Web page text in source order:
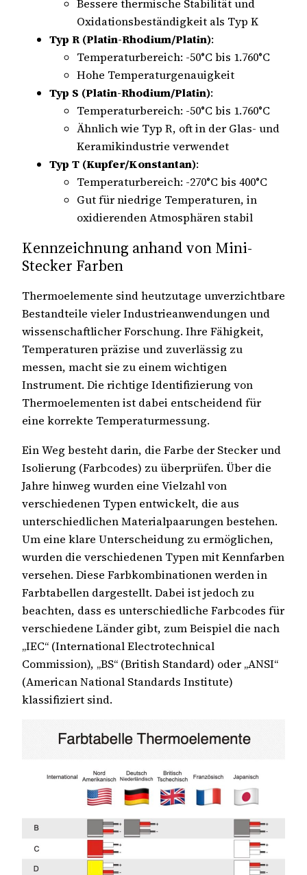
Bessere thermische Stabilität und
Oxidationsbeständigkeit als Typ K
Typ R (Platin-Rhodium/Platin):
Temperaturbereich: -50°C bis 1.760°C
Hohe Temperaturgenauigkeit
Typ S (Platin-Rhodium/Platin):
Temperaturbereich: -50°C bis 1.760°C
Ähnlich wie Typ R, oft in der Glas- und
Keramikindustrie verwendet
Typ T (Kupfer/Konstantan):
Temperaturbereich: -270°C bis 400°C
Gut für niedrige Temperaturen, in
oxidierenden Atmosphären stabil
Kennzeichnung anhand von Mini-
Stecker Farben
Thermoelemente sind heutzutage unverzichtbare
Bestandteile vieler Industrieanwendungen und
wissenschaftlicher Forschung. Ihre Fähigkeit,
Temperaturen präzise und zuverlässig zu
messen, macht sie zu einem wichtigen
Instrument. Die richtige Identifizierung von
Thermoelementen ist dabei entscheidend für
eine korrekte Temperaturmessung.
Ein Weg besteht darin, die Farbe der Stecker und
Isolierung (Farbcodes) zu überprüfen. Über die
Jahre hinweg wurden eine Vielzahl von
verschiedenen Typen entwickelt, die aus
unterschiedlichen Materialpaarungen bestehen.
Um eine klare Unterscheidung zu ermöglichen,
wurden die verschiedenen Typen mit Kennfarben
versehen. Diese Farbkombinationen werden in
Farbtabellen dargestellt. Dabei ist jedoch zu
beachten, dass es unterschiedliche Farbcodes für
verschiedene Länder gibt, zum Beispiel die nach
„IEC“ (International Electrotechnical
Commission), „BS“ (British Standard) oder „ANSI“
(American National Standards Institute)
klassifiziert sind.